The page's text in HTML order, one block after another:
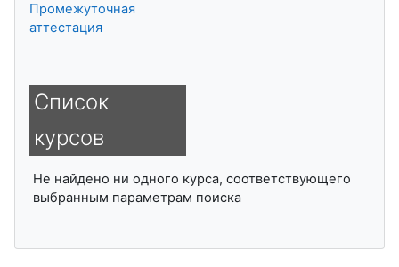
Промежуточная
аттестация
Список
курсов
Не найдено ни одного курса, соответствующего
выбранным параметрам поиска